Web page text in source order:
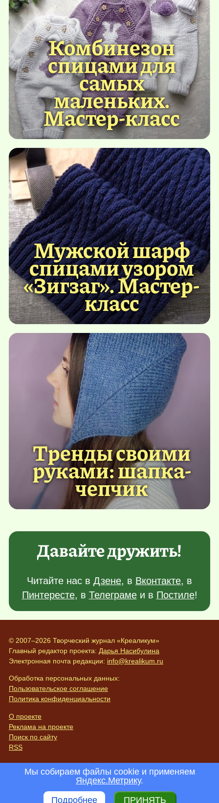
Комбинезон
спицами для
самых
маленьких.
Мастер-класс
Мужской шарф
спицами узором
«Зигзаг». Мастер-
класс
Тренды своими
руками: шапка-
чепчик
Давайте дружить!
Читайте нас в Дзене, в Вконтакте, в
Пинтересте, в Телеграмеи в Постиле!
© 2007–2026 Творческий журнал «Креаликум»
Главный редактор проекта: Дарья Насибулина
Электронная почта редакции: info@krealikum.ru
Обработка персональных данных:
Пользовательское соглашение
Политика конфиденциальности
О проекте
Реклама на проекте
Поиск по сайту
RSS
Мы собираем файлы cookie и применяем
Яндекс.Метрику.
Подробнее
ПРИНЯТЬ